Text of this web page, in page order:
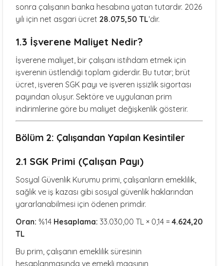
sonra çalışanın banka hesabına yatan tutardır. 2026
yılı için net asgari ücret 28.075,50 TL‘dir.
1.3 İşverene Maliyet Nedir?
İşverene maliyet, bir çalışanı istihdam etmek için
işverenin üstlendiği toplam giderdir. Bu tutar; brüt
ücret, işveren SGK payı ve işveren işsizlik sigortası
payından oluşur. Sektöre ve uygulanan prim
indirimlerine göre bu maliyet değişkenlik gösterir.
Bölüm 2: Çalışandan Yapılan Kesintiler
2.1 SGK Primi (Çalışan Payı)
Sosyal Güvenlik Kurumu primi, çalışanların emeklilik,
sağlık ve iş kazası gibi sosyal güvenlik haklarından
yararlanabilmesi için ödenen primdir.
Oran: %14 Hesaplama: 33.030,00 TL × 0,14 = 4.624,20
TL
Bu prim, çalışanın emeklilik süresinin
hesaplanmasında ve emekli maaşının